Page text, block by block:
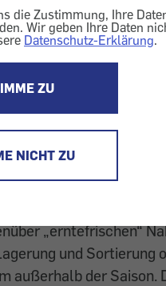
die Zustimmung, Ihre
Wir geben Ihre Daten
Datenschutz-Erklärung.
ZU
NICHT ZU
lohnt.
Einfrieren ist
Gemüse, Obst –
wird auch
„erntefrischen“
und Sortierung
außerhalb der Saison.